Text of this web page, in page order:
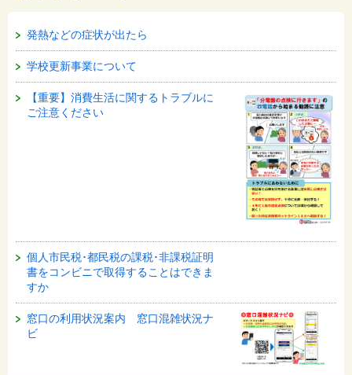
発熱などの症状が出たら
学校更新事業について
【重要】消費生活に関するトラブルに
ご注意ください
個人市民税･都民税の課税･非課税証明
書をコンビニで取得することはできま
すか
窓口の利用状況案内 窓口混雑状況ナ
ビ